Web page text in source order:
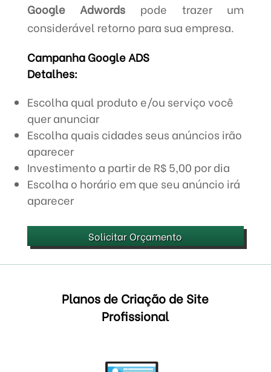
Google Adwords pode trazer um
considerável retorno para sua empresa.
Campanha Google ADS
Detalhes:
Escolha qual produto e/ou serviço você
quer anunciar
Escolha quais cidades seus anúncios irão
aparecer
Investimento a partir de R$ 5,00 por dia
Escolha o horário em que seu anúncio irá
aparecer
Solicitar Orçamento
Planos de Criação de Site
Profissional